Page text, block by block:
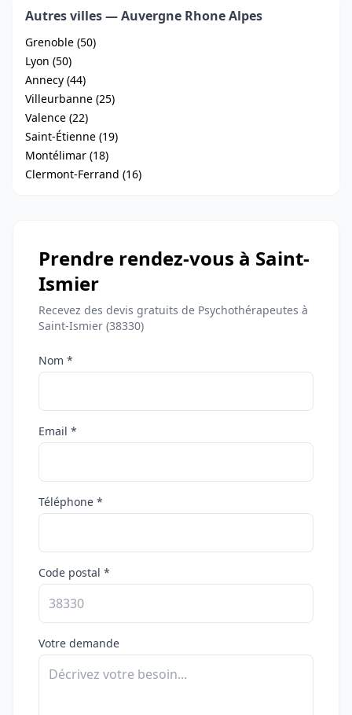
Autres villes — Auvergne Rhone Alpes
Grenoble (50)
Lyon (50)
Annecy (44)
Villeurbanne (25)
Valence (22)
Saint-Étienne (19)
Montélimar (18)
Clermont-Ferrand (16)
Prendre rendez-vous à Saint-
Ismier
Recevez des devis gratuits de Psychothérapeutes à
Saint-Ismier (38330)
Nom *
Email *
Téléphone *
Code postal *
Votre demande